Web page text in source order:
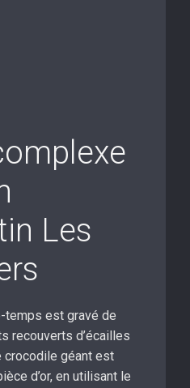
Les
temps est gravé de
recouverts d’écailles
crocodile géant est
d’or, en utilisant le